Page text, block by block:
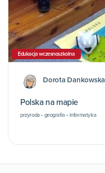
Edukacja wczesnoszkolna
Dorota Dankowska
Polska na mapie
przyroda • geografia • informatyka